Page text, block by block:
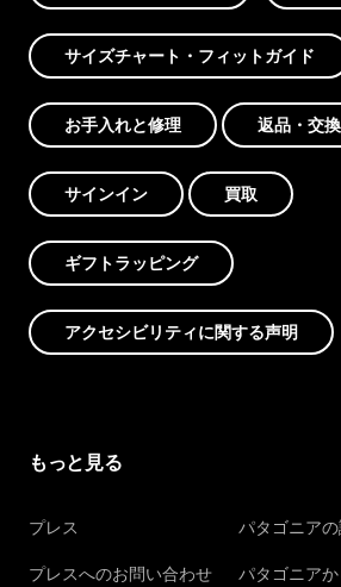
サイズチャート・フィットガイド
お手入れと修理 返品・交換
サインイン 買取
ギフトラッピング
アクセシビリティに関する声明
もっと見る
プレス
プレスへのお問い合わせ
パタゴニア
パタゴニア